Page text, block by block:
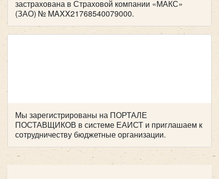
застрахована в Страховой компании «МАКС»
(ЗАО) № MAXX21768540079000.
Мы зарегистрированы на ПОРТАЛЕ
ПОСТАВЩИКОВ в системе ЕАИСТ и приглашаем к
сотрудничеству бюджетные организации.